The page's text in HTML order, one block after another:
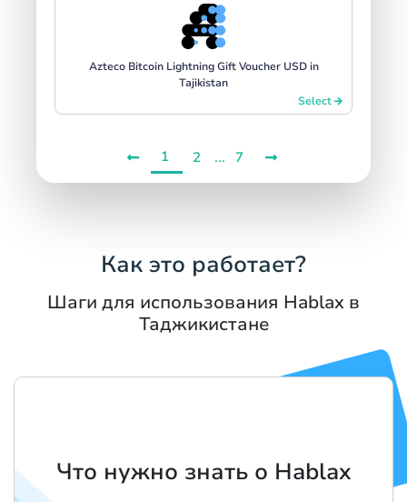
Azteco Bitcoin Lightning Gift Voucher USD in
Tajikistan
Select
1 2 ... 7
Как это работает?
Шаги для использования Hablax в
Таджикистане
Что нужно знать о Hablax